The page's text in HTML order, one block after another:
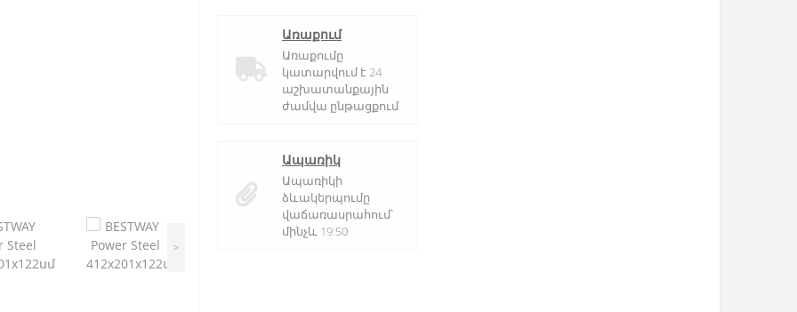
>
Առաքում
Առաքումը
կատարվում է 24
աշխատանքային
ժամվա ընթացքում
Ապառիկ
Ապառիկի
ձևակերպումը
վաճառասրահում՝
մինչև 19:50